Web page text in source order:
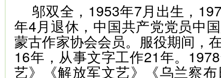
邬双全，1953年7月出生，
年4月退休，中国共产党党员中
蒙古作家协会会员。服役期间，
16年，从事文字工作21年。
艺》《解放军文艺》《乌兰察